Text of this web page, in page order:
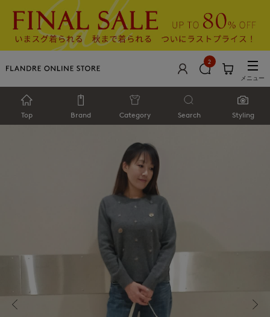
2
メニュー
Top Brand Category Search Styling